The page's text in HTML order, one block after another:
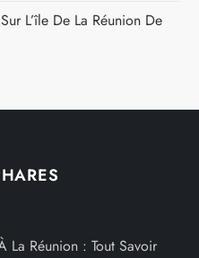
L’île De La Réunion De
La Réunion : Tout Savoir